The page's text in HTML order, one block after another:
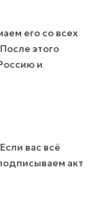
его со всех
этого
и
вас всё
акт